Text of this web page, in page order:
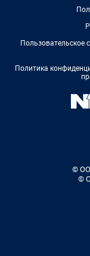
Пользовательское
Политика
©
©